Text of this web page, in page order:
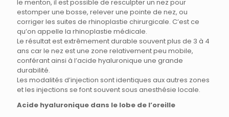
le menton, il est possible de resculpter un nez pour
estomper une bosse, relever une pointe de nez, ou
corriger les suites de rhinoplastie chirurgicale. C’est ce
qu’on appelle la rhinoplastie médicale.
Le résultat est extrêmement durable souvent plus de 3 à 4
ans car le nez est une zone relativement peu mobile,
conférant ainsi à l’acide hyaluronique une grande
durabilité.
Les modalités d’injection sont identiques aux autres zones
et les injections se font souvent sous anesthésie locale.
Acide hyaluronique dans le lobe de l’oreille